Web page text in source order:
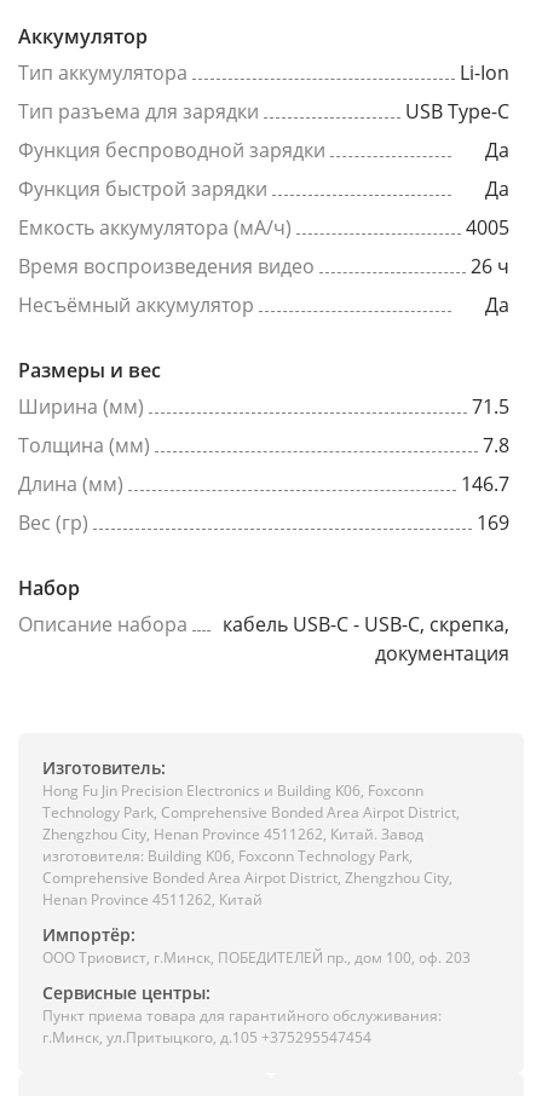
Аккумулятор
Тип аккумулятора
Li-Ion
Тип разъема для зарядки
USB Type-C
Функция беспроводной зарядки
Да
Функция быстрой зарядки
Да
Емкость аккумулятора (мА/ч)
4005
Время воспроизведения видео
26 ч
Несъёмный аккумулятор
Да
Размеры и вес
Ширина (мм)
71.5
Толщина (мм)
7.8
Длина (мм)
146.7
Вес (гр)
169
Набор
Описание набора
кабель USB-C - USB-C, скрепка,
документация
Изготовитель:
Hong Fu Jin Precision Electronics и Building K06, Foxconn
Technology Park, Comprehensive Bonded Area Airpot District,
Zhengzhou City, Henan Province 4511262, Китай. Завод
изготовителя: Building K06, Foxconn Technology Park,
Comprehensive Bonded Area Airpot District, Zhengzhou City,
Henan Province 4511262, Китай
Импортёр:
ООО Триовист, г.Минск, ПОБЕДИТЕЛЕЙ пр., дом 100, оф. 203
Сервисные центры:
Пункт приема товара для гарантийного обслуживания:
г.Минск, ул.Притыцкого, д.105 +375295547454